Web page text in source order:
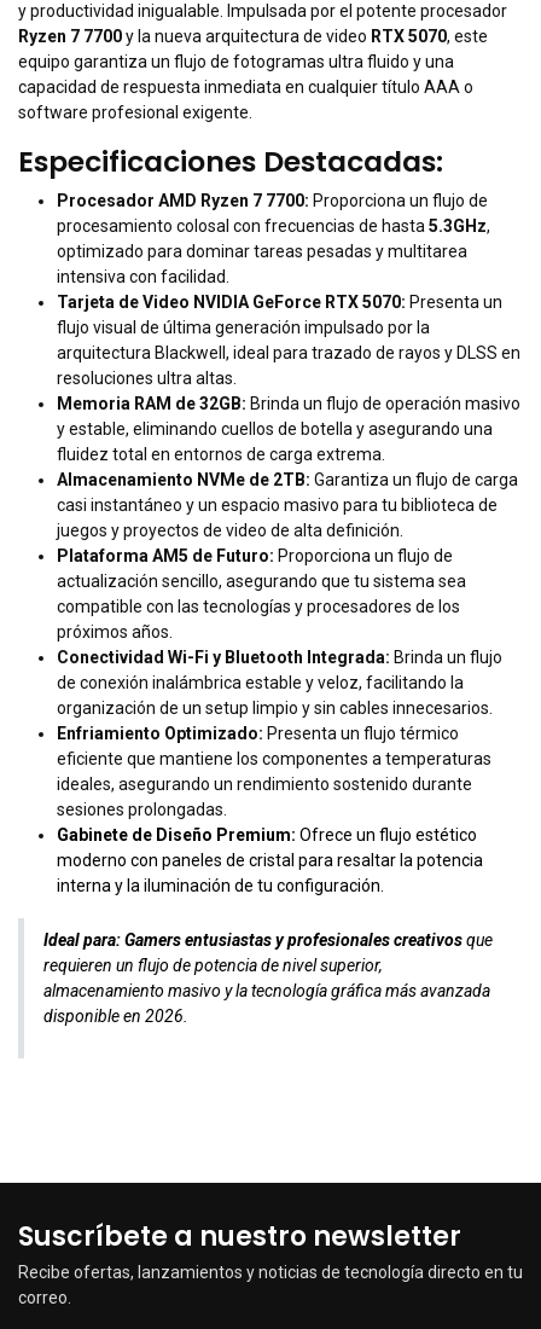
y productividad inigualable. Impulsada por el potente procesador
Ryzen 7 7700y la nueva arquitectura de video RTX 5070, este
equipo garantiza un flujo de fotogramas ultra fluido y una
capacidad de respuesta inmediata en cualquier título AAA o
software profesional exigente.
Especificaciones Destacadas:
Procesador AMD Ryzen 7 7700: Proporciona un flujo de
procesamiento colosal con frecuencias de hasta 5.3GHz,
optimizado para dominar tareas pesadas y multitarea
intensiva con facilidad.
Tarjeta de Video NVIDIA GeForce RTX 5070: Presenta un
flujo visual de última generación impulsado por la
arquitectura Blackwell, ideal para trazado de rayos y DLSS en
resoluciones ultra altas.
Memoria RAM de 32GB: Brinda un flujo de operación masivo
y estable, eliminando cuellos de botella y asegurando una
fluidez total en entornos de carga extrema.
Almacenamiento NVMe de 2TB: Garantiza un flujo de carga
casi instantáneo y un espacio masivo para tu biblioteca de
juegos y proyectos de video de alta definición.
Plataforma AM5 de Futuro: Proporciona un flujo de
actualización sencillo, asegurando que tu sistema sea
compatible con las tecnologías y procesadores de los
próximos años.
Conectividad Wi-Fi y Bluetooth Integrada: Brinda un flujo
de conexión inalámbrica estable y veloz, facilitando la
organización de un setup limpio y sin cables innecesarios.
Enfriamiento Optimizado: Presenta un flujo térmico
eficiente que mantiene los componentes a temperaturas
ideales, asegurando un rendimiento sostenido durante
sesiones prolongadas.
Gabinete de Diseño Premium: Ofrece un flujo estético
moderno con paneles de cristal para resaltar la potencia
interna y la iluminación de tu configuración.
Ideal para:Gamers entusiastas y profesionales creativosque
requieren un flujo de potencia de nivel superior,
almacenamiento masivo y la tecnología gráfica más avanzada
disponible en 2026.
Suscríbete a nuestro newsletter
Recibe ofertas, lanzamientos y noticias de tecnología directo en tu
correo.